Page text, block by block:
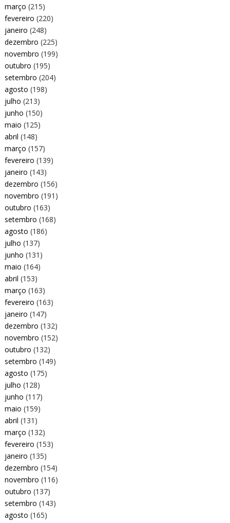
março (215)
fevereiro (220)
janeiro (248)
dezembro (225)
novembro (199)
outubro (195)
setembro (204)
agosto (198)
julho (213)
junho (150)
maio (125)
abril (148)
março (157)
fevereiro (139)
janeiro (143)
dezembro (156)
novembro (191)
outubro (163)
setembro (168)
agosto (186)
julho (137)
junho (131)
maio (164)
abril (153)
março (163)
fevereiro (163)
janeiro (147)
dezembro (132)
novembro (152)
outubro (132)
setembro (149)
agosto (175)
julho (128)
junho (117)
maio (159)
abril (131)
março (132)
fevereiro (153)
janeiro (135)
dezembro (154)
novembro (116)
outubro (137)
setembro (143)
agosto (165)